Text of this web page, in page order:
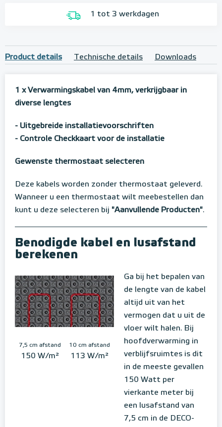
1 tot 3 werkdagen
Product details Technische details Downloads
1 x Verwarmingskabel van 4mm, verkrijgbaar in
diverse lengtes
- Uitgebreide installatievoorschriften
- Controle Checkkaart voor de installatie
Gewenste thermostaat selecteren
Deze kabels worden zonder thermostaat geleverd.
Wanneer u een thermostaat wilt meebestellen dan
kunt u deze selecteren bij "Aanvullende Producten".
Benodigde kabel en lusafstand
berekenen
7,5 cm afstand
150 W/m²
10 cm afstand
113 W/m²
Ga bij het bepalen van
de lengte van de kabel
altijd uit van het
vermogen dat u uit de
vloer wilt halen. Bij
hoofdverwarming in
verblijfsruimtes is dit
in de meeste gevallen
150 Watt per
vierkante meter bij
een lusafstand van
7,5 cm in de DECO-